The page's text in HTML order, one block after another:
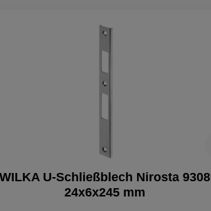
WILKA U-Schließblech Nirosta 9308
24x6x245 mm